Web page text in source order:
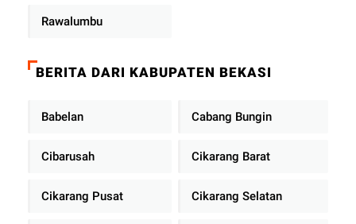
Rawalumbu
BERITA DARI KABUPATEN BEKASI
Babelan Cabang Bungin
Cibarusah Cikarang Barat
Cikarang Pusat Cikarang Selatan